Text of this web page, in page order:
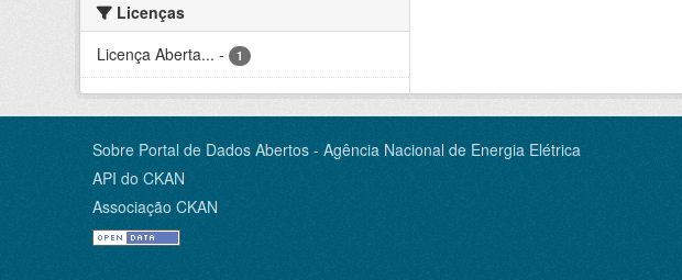
Licenças
Licença Aberta... - 1
Sobre Portal de Dados Abertos - Agência Nacional de Energia Elétrica
API do CKAN
Associação CKAN